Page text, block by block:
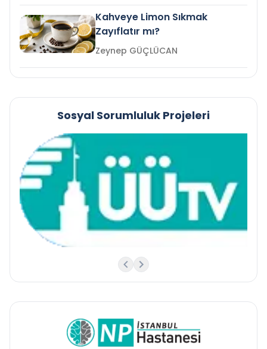
Kahveye Limon Sıkmak
Zayıflatır mı?
Zeynep GÜÇLÜCAN
Sosyal Sorumluluk Projeleri